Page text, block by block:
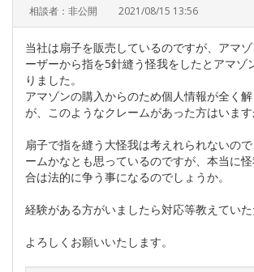
相談者：非公開 2021/08/15 13:56
当社は扇子を販売しているのですが、アマ
ーザーから指を5針縫う怪我をしたとアマゾ
りました。
アマゾンの購入からのため個人情報が全く
が、このようなクレームがあった方はいます
扇子で指を縫う大怪我は考えれられないの
ームかなとも思っているのですが、本当に
合は法的に争う事になるのでしょうか。
経験がある方がいましたら対応等教えていた
よろしくお願いいたします。